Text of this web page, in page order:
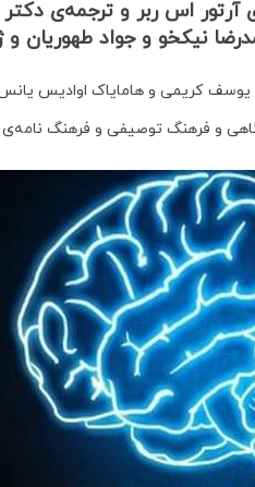
اس ربر و ترجمه‌ی
نیکخو و جواد طهوریان
کریمی و هامایاک اوادیس یانس
و فرهنگ توصیفی و فرهنگ